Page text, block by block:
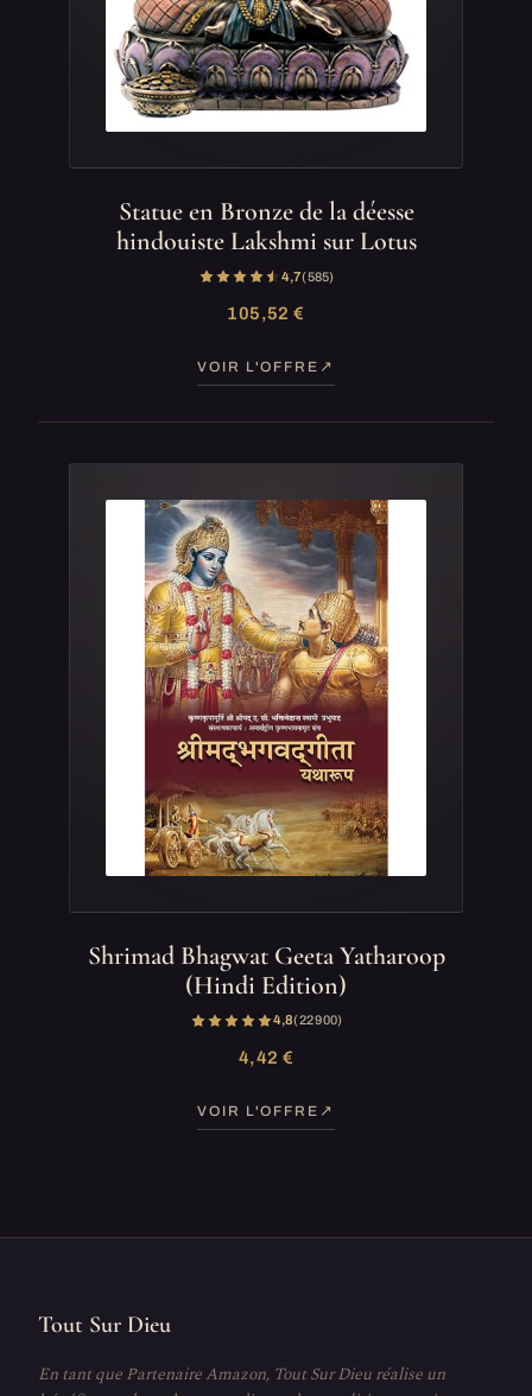
Statue en Bronze de la déesse
hindouiste Lakshmi sur Lotus
4,7(585)
105,52 €
VOIR L'OFFRE
Shrimad Bhagwat Geeta Yatharoop
(Hindi Edition)
4,8(22 900)
4,42 €
VOIR L'OFFRE
Tout Sur Dieu
En tant que Partenaire Amazon, Tout Sur Dieu réalise un